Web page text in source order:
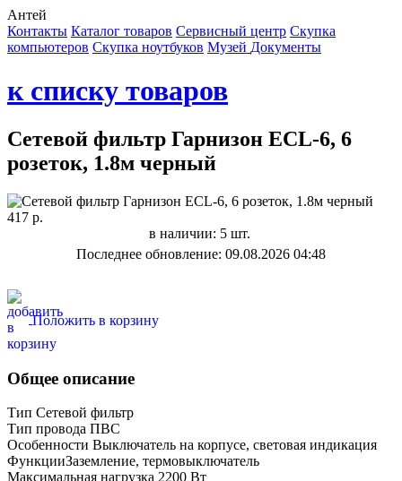
Антей
Контакты Каталог товаров Сервисный центр Cкупка
компьютеров Cкупка ноутбуков Музей Документы
к списку товаров
Сетевой фильтр Гарнизон ЕCL-6, 6
розеток, 1.8м черный
417 р.
в наличии: 5 шт.
Последнее обновление: 09.08.2026 04:48
Положить в корзину
Общее описание
Тип Сетевой фильтр
Тип провода ПВС
Особенности Выключатель на корпусе, световая индикация
ФункцииЗаземление, термовыключатель
Максимальная нагрузка 2200 Вт